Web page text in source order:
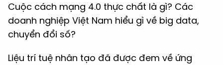
Cuộc cách mạng 4.0 thực chất là gì? Các
doanh nghiệp Việt Nam hiểu gì về big data,
chuyển đổi số?
Liệu trí tuệ nhân tạo đã được đem về ứng